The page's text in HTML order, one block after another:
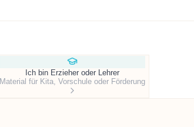
Ich bin Erzieher oder Lehrer
Material für Kita, Vorschule oder Förderung